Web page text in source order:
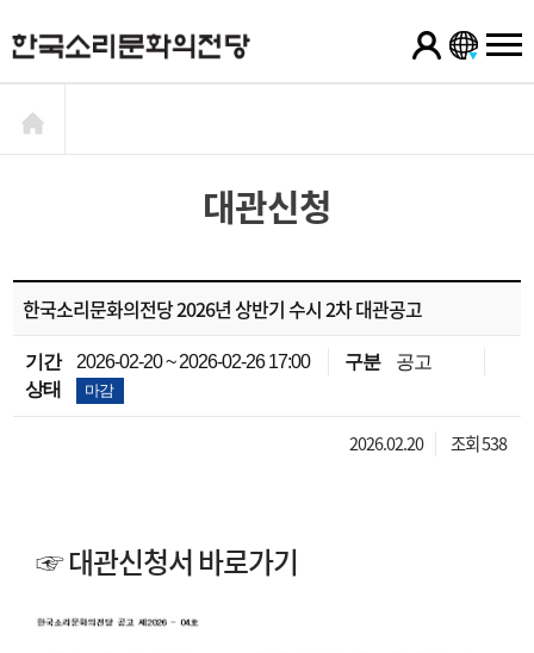
대관신청
한국소리문화의전당 2026년 상반기 수시 2차 대관공고
기간 2026-02-20 ~ 2026-02-26 17:00 구분
공고
상태
마감
2026.02.20 조회 538
☞대관신청서 바로가기